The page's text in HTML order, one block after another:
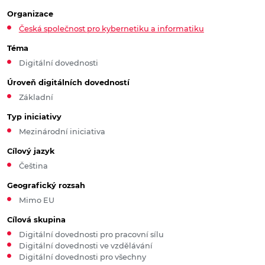
Organizace
Česká společnost pro kybernetiku a informatiku
Téma
Digitální dovednosti
Úroveň digitálních dovedností
Základní
Typ iniciativy
Mezinárodní iniciativa
Cílový jazyk
Čeština
Geografický rozsah
Mimo EU
Cílová skupina
Digitální dovednosti pro pracovní sílu
Digitální dovednosti ve vzdělávání
Digitální dovednosti pro všechny